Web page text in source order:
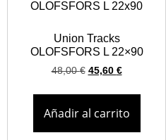
Union Tracks
OLOFSFORS L 22×90
48,00€ 45,60 €
Añadir al carrito